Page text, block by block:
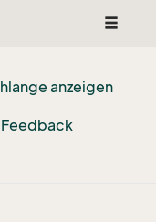
Toggle
anzeigen
Feedback